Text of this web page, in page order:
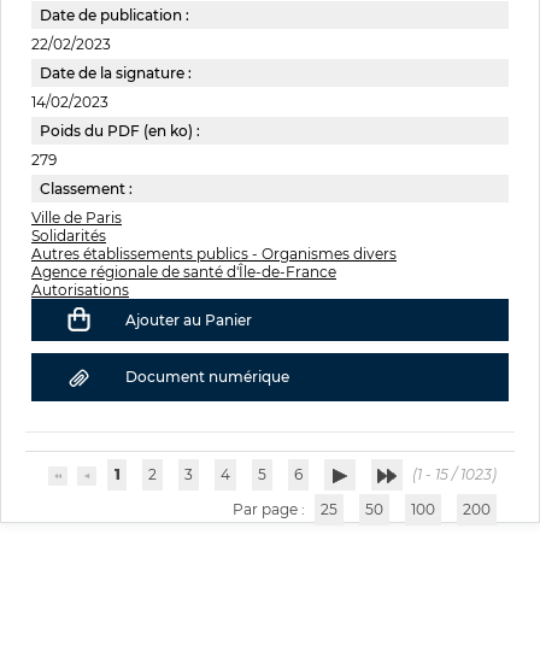
Date de publication :
22/02/2023
Date de la signature :
14/02/2023
Poids du PDF (en ko) :
279
Classement :
Ville de Paris
Solidarités
Autres établissements publics - Organismes divers
Agence régionale de santé d'Île-de-France
Autorisations
Ajouter au Panier
Document numérique
1 2 3 4 5 6
(1 - 15 / 1023)
Par page :
25 50 100 200